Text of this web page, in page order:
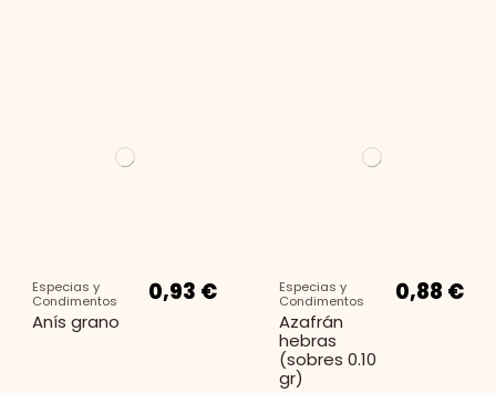
Especias y
Condimentos
Anís grano
0,93 €
Especias y
Condimentos
Azafrán
hebras
(sobres 0.10
gr)
0,88 €